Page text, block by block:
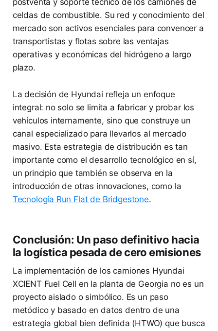
postventa y soporte técnico de los camiones de
celdas de combustible. Su red y conocimiento del
mercado son activos esenciales para convencer a
transportistas y flotas sobre las ventajas
operativas y económicas del hidrógeno a largo
plazo.
La decisión de Hyundai refleja un enfoque
integral: no solo se limita a fabricar y probar los
vehículos internamente, sino que construye un
canal especializado para llevarlos al mercado
masivo. Esta estrategia de distribución es tan
importante como el desarrollo tecnológico en sí,
un principio que también se observa en la
introducción de otras innovaciones, como la
Tecnología Run Flat de Bridgestone.
Conclusión: Un paso definitivo hacia
la logística pesada de cero emisiones
La implementación de los camiones Hyundai
XCIENT Fuel Cell en la planta de Georgia no es un
proyecto aislado o simbólico. Es un paso
metódico y basado en datos dentro de una
estrategia global bien definida (HTWO) que busca